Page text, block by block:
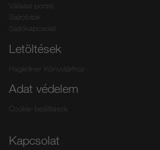
Vállalati portré
Sajtófotók
Sajtókapcsolat
Letöltések
Hagleitner Könyvtárhoz
Adat védelem
Cookie-beállítások
Kapcsolat